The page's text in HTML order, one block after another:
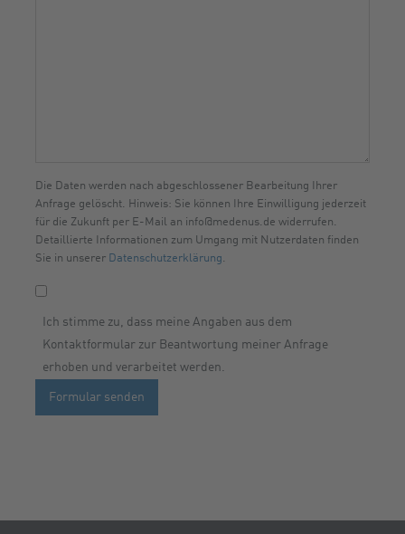
Die Daten werden nach abgeschlossener Bearbeitung Ihrer
Anfrage gelöscht. Hinweis: Sie können Ihre Einwilligung jederzeit
für die Zukunft per E-Mail an info@medenus.de widerrufen.
Detaillierte Informationen zum Umgang mit Nutzerdaten finden
Sie in unserer Datenschutzerklärung.
Ich stimme zu, dass meine Angaben aus dem
Kontaktformular zur Beantwortung meiner Anfrage
erhoben und verarbeitet werden.